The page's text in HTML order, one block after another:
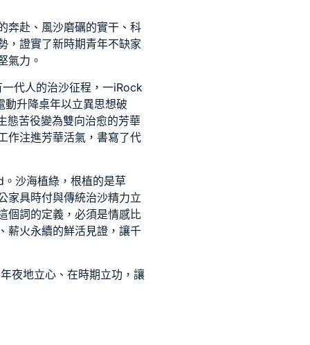
奔赴、風沙磨礪的實干、科
，證實了新時期青年不缺家
氣力。
代人的治沙征程，一iRock
動升降桌年以立異思想破
態苦役變為雙向治愈的芳華
作注進芳華活氣，書寫了代
沙海植綠，根植的是草
家具時付與傳統治沙精力立
個詞的定義，必須是情感比
薪火永續的鮮活見證，讓千
夜地立心、在時期立功，讓